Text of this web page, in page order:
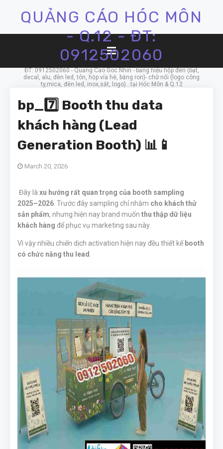
QUẢNG CÁO HÓC MÔN
- Q.12 - ĐT:
0912502060
ĐT: 0912502060 - Quảng Cáo Góc Nhìn - bảng hiệu hộp đèn (bạt,
decal, alu, đèn led, tôn, hộp vỉa hè, băng ron)- chữ nổi (logo công
ty,mica, đèn led, inox,sắt, logo)...tại Hóc Môn & Q.12
bp_7️⃣ Booth thu data
khách hàng (Lead
Generation Booth) 📊📱
March 20, 2026
Đây là xu hướng rất quan trọng của booth sampling
2025–2026 . Trước đây sampling chỉ nhằm cho khách thử
sản phẩm, nhưng hiện nay brand muốn thu thập dữ liệu
khách hàng để phục vụ marketing sau này.
Vì vậy nhiều chiến dịch activation hiện nay đều thiết kế booth
có chức năng thu lead